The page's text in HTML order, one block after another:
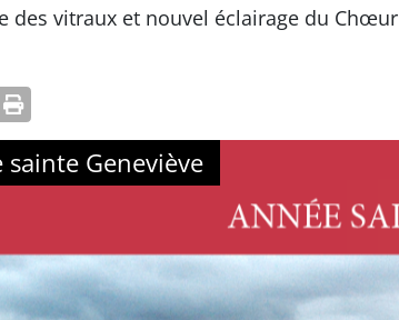
des vitraux et nouvel éclairage du Chœur
sainte Geneviève